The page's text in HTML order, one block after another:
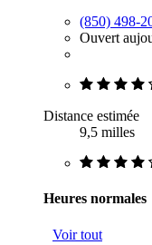
(850) 498-
Ouvert
Distance estimée
9,5 milles
Heures normales
Voir tout